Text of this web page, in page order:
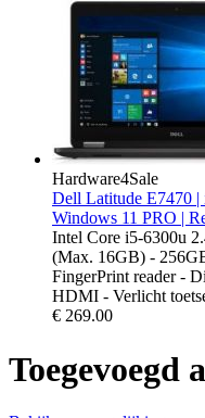
Hardware4Sale
Dell Latitude E7470
Windows 11 PRO |
Intel Core i5-6300u
(Max. 16GB) -
FingerPrint reader -
HDMI - Verlicht
€ 269.00
Toegevoegd